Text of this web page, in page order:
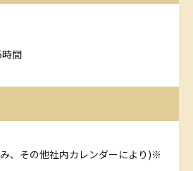
間
、その他社内カレンダーにより)※